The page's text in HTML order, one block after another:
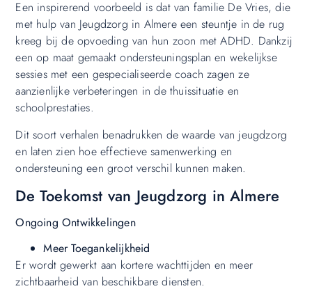
Een inspirerend voorbeeld is dat van familie De Vries, die
met hulp van Jeugdzorg in Almere een steuntje in de rug
kreeg bij de opvoeding van hun zoon met ADHD. Dankzij
een op maat gemaakt ondersteuningsplan en wekelijkse
sessies met een gespecialiseerde coach zagen ze
aanzienlijke verbeteringen in de thuissituatie en
schoolprestaties.
Dit soort verhalen benadrukken de waarde van jeugdzorg
en laten zien hoe effectieve samenwerking en
ondersteuning een groot verschil kunnen maken.
De Toekomst van Jeugdzorg in Almere
Ongoing Ontwikkelingen
Meer Toegankelijkheid
Er wordt gewerkt aan kortere wachttijden en meer
zichtbaarheid van beschikbare diensten.